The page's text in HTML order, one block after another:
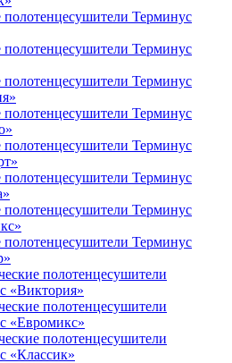
Терминус
Терминус
Терминус
Терминус
Терминус
Терминус
Терминус
Терминус
полотенцесушители
«Виктория»
полотенцесушители
«Евромикс»
полотенцесушители
«Классик»